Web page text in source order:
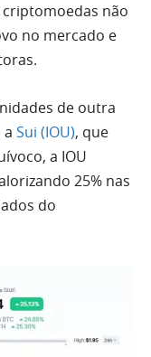
não
no mercado e
de outra
Sui (IOU), que
a IOU
25% nas
do